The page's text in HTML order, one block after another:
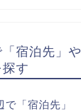
宿泊先」や
探す
「宿泊先」